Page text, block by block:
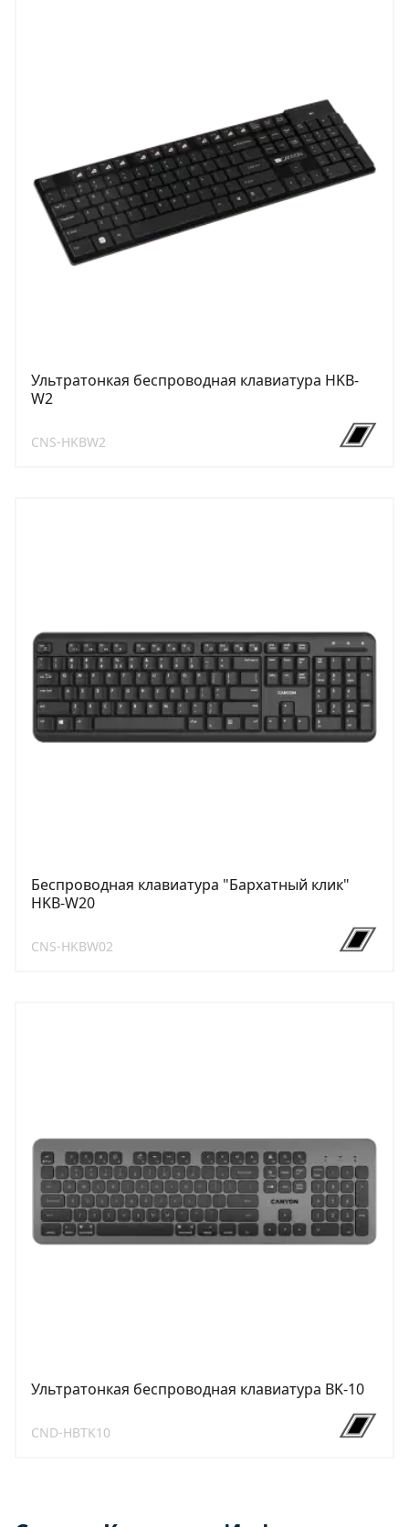
Ультратонкая беспроводная клавиатура HKB-
W2
CNS-HKBW2
Беспроводная клавиатура "Бархатный клик"
HKB-W20
CNS-HKBW02
Ультратонкая беспроводная клавиатура BK-10
CND-HBTK10